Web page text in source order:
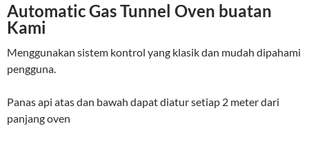
Automatic Gas Tunnel Oven buatan
Kami
Menggunakan sistem kontrol yang klasik dan mudah dipahami
pengguna.
Panas api atas dan bawah dapat diatur setiap 2 meter dari
panjang oven